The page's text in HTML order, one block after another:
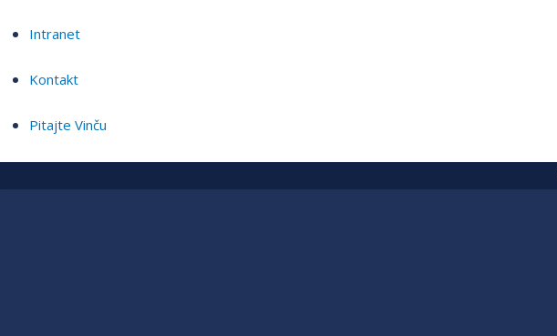
Intranet
Kontakt
Pitajte Vinču